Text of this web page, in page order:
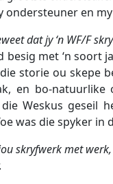
ondersteuner en
dat jy ‘n WF/F
besig met ‘n soort
storie ou skepe
en bo-
Weskus geseil
was die spyker in
skryfwerk met